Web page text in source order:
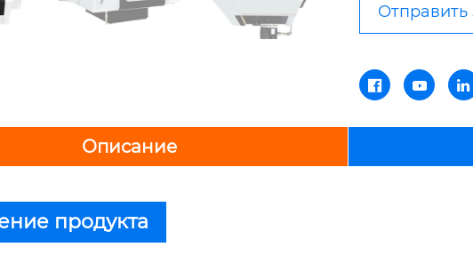
Отправить
 
Описание
продукта